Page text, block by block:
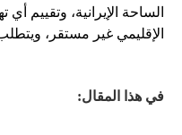
الساحة الإيرانية، وتقييم
الإقليمي غير مستقر،
في هذا المقال: